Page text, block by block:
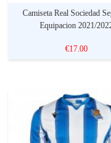
Camiseta Real Sociedad
Equipacion 2021/
€17.00